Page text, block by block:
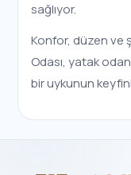
sağlıyor.
Konfor, düzen ve
Odası, yatak
bir uykunun